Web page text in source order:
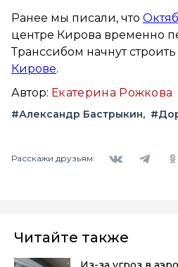
Ранее мы писали, что
центре Кирова временно
Транссибом начнут строить
Кирове.
Автор: Екатерина Рожкова
#Александр Бастрыкин
Расскажи друзьям:
Читайте также